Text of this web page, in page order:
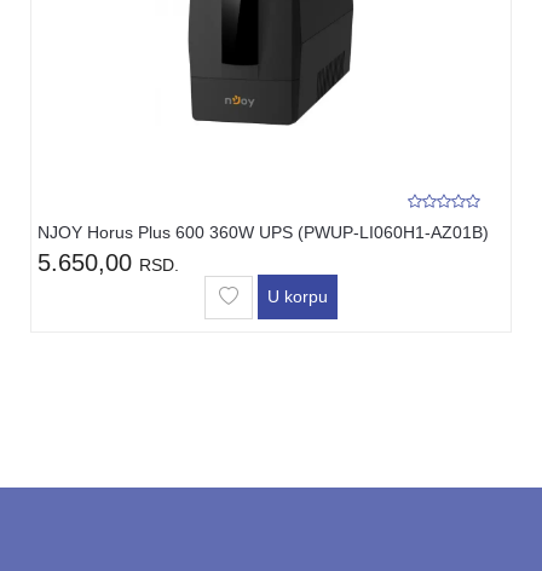
NJOY Horus Plus 600 360W UPS (PWUP-LI060H1-AZ01B)
5.650,00 RSD.
U korpu